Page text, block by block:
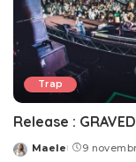
Trap
Release :
Posted
Maele 9